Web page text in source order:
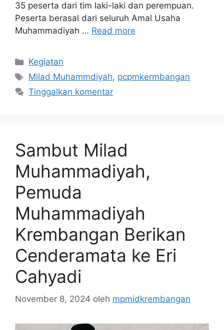
35 peserta dari tim laki-laki dan perempuan.
Peserta berasal dari seluruh Amal Usaha
Muhammadiyah … Read more
Kategori
Kegiatan
Tag
Milad Muhammdiyah, pcpmkermbangan
Tinggalkan komentar
Sambut Milad
Muhammadiyah,
Pemuda
Muhammadiyah
Krembangan Berikan
Cenderamata ke Eri
Cahyadi
November 8, 2024 oleh mpmidkrembangan